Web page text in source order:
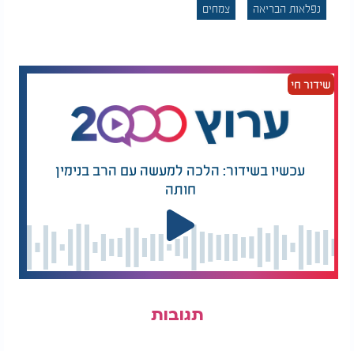
העובדה שכל יערות העולם התחילו במזוודות הקטנות
נפלאות הבריאה צמחים
שידור חי
עכשיו בשידור: הלכה למעשה עם הרב בנימין
חותה
תגובות